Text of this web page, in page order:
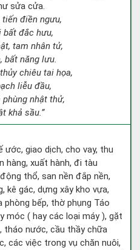
sửa cửa.
điền ngưu,
bất đắc hưu,
tam nhân tử,
bất năng lưu.
chiêu tai họa,
liễu đầu,
phùng nhật thử,
khả sầu.”
ước, giao dịch, cho vay, thu
hàng, xuất hành, đi tàu
thổ, san nền đắp nền,
kê gác, dựng xây kho vựa,
phòng bếp, thờ phụng Táo
móc ( hay các loại máy ), gặt
tháo nước, cầu thầy chữa
các việc trong vụ chăn nuôi,